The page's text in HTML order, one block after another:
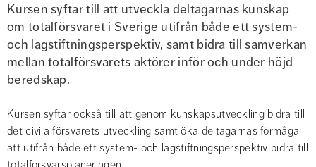
Kursen syftar till att utveckla deltagarnas kunskap
om totalförsvaret i Sverige utifrån både ett system-
och lagstiftningsperspektiv, samt bidra till samverkan
mellan totalförsvarets aktörer inför och under höjd
beredskap.
Kursen syftar också till att genom kunskapsutveckling bidra till
det civila försvarets utveckling samt öka deltagarnas förmåga
att utifrån både ett system- och lagstiftningsperspektiv bidra till